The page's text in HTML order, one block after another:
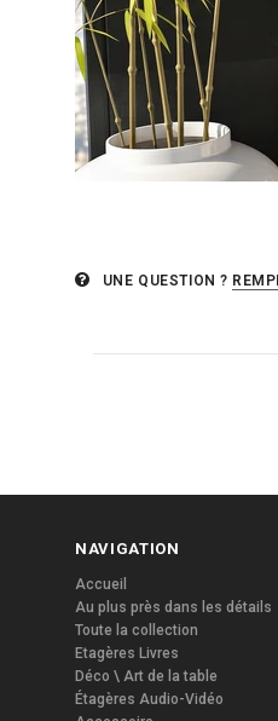
UNE QUESTION ?
NAVIGATION
Accueil
Au plus près dans les détails
Toute la collection
Etagères Livres
Déco \ Art de la table
Étagères Audio-Vidéo